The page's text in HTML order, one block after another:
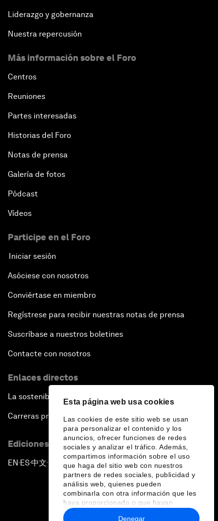
Esta página web usa cookies
Las cookies de este sitio web se usan
para personalizar el contenido y los
anuncios, ofrecer funciones de redes
sociales y analizar el tráfico. Además,
compartimos información sobre el uso
que haga del sitio web con nuestros
partners de redes sociales, publicidad y
análisis web, quienes pueden
combinarla con otra información que les
haya proporcionado o que hayan
recopilado a partir del uso que haya
Denegar
Liderazgo y gobernanza
Nuestra repercusión
Más información sobre el Foro
Centros
Reuniones
Partes interesadas
Historias del Foro
Notas de prensa
Galería de fotos
Pódcast
Vídeos
Participe en el Foro
Iniciar sesión
Asóciese con nosotros
Conviértase en miembro
Regístrese para recibir nuestras notas de prensa
Suscríbase a nuestros boletines
Contacte con nosotros
Enlaces directos
La sostenibilidad en el Foro
Carreras profesionales
Ediciones en otros idiomas
EN ▪ES▪中文▪ 日本語